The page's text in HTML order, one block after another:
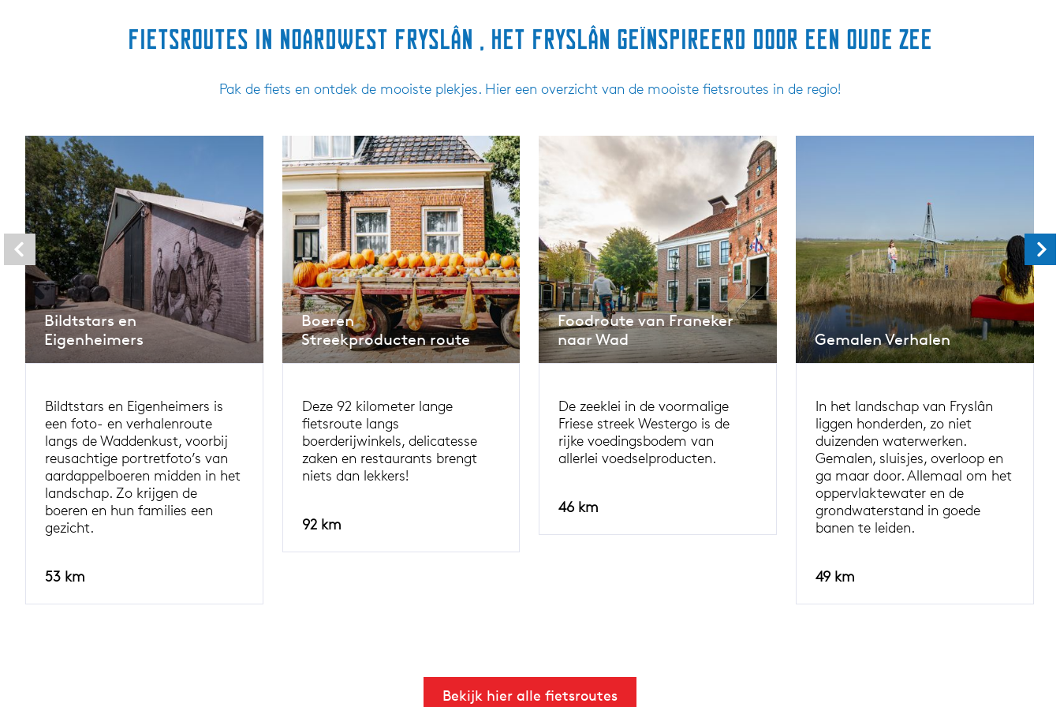
Fietsroutes in Noardwest Fryslân , het Fryslân geïnspireerd door een oude zee
Pak de fiets en ontdek de mooiste plekjes. Hier een overzicht van de mooiste fietsroutes in de regio!
Bildtstars en
Eigenheimers
Bildtstars en Eigenheimers is
een foto- en verhalenroute
langs de Waddenkust, voorbij
reusachtige portretfoto’s van
aardappelboeren midden in het
landschap. Zo krijgen de
boeren en hun families een
gezicht.
53 km
Boeren
Streekproducten route
Deze 92 kilometer lange
fietsroute langs
boerderijwinkels, delicatesse
zaken en restaurants brengt
niets dan lekkers!
92 km
Foodroute van Franeker
naar Wad
De zeeklei in de voormalige
Friese streek Westergo is de
rijke voedingsbodem van
allerlei voedselproducten.
46 km
Gemalen Verhalen
In het landschap van Fryslân
liggen honderden, zo niet
duizenden waterwerken.
Gemalen, sluisjes, overloop en
ga maar door. Allemaal om het
oppervlaktewater en de
grondwaterstand in goede
banen te leiden.
49 km
Bekijk hier alle fietsroutes